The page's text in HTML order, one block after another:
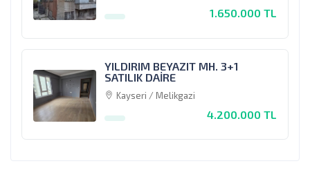
1.650.000 TL
YILDIRIM BEYAZIT MH. 3+1
SATILIK DAİRE
Kayseri / Melikgazi
4.200.000 TL